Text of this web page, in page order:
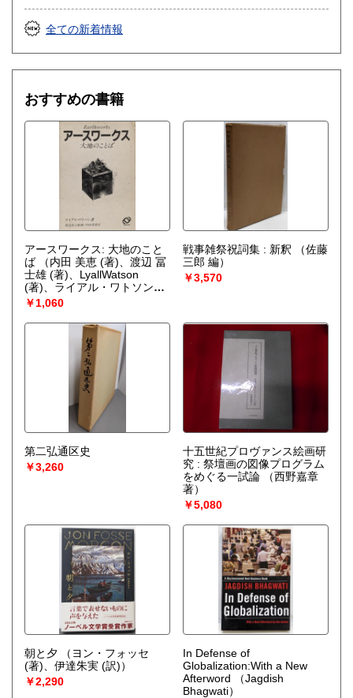
全ての新着情報
おすすめの書籍
アースワークス: 大地のこと
ば
（内田 美恵 (著)、渡辺 冨
士雄 (著)、LyallWatson
(著)、ライアル・ワトソン
(著)）
￥1,060
戦事雑祭祝詞集 : 新釈
（佐藤
三郎 編）
￥3,570
第二弘通区史
￥3,260
十五世紀プロヴァンス絵画研
究 : 祭壇画の図像プログラム
をめぐる一試論
（西野嘉章
著）
￥5,080
朝と夕
（ヨン・フォッセ
(著)、伊達朱実 (訳)）
￥2,290
In Defense of
Globalization:With a New
Afterword
（Jagdish
Bhagwati）